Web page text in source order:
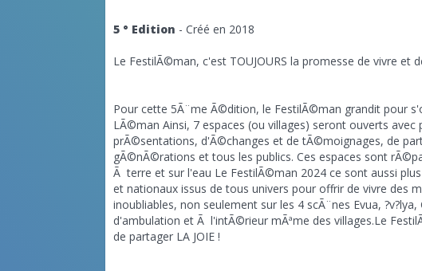
5 ° Edition - Créé en 2018
Le FestilÃ©man, c'est TOUJOURS la promesse de vivre et
Pour cette 5Ã¨me Ã©dition, le FestilÃ©man grandit pour
LÃ©man Ainsi, 7 espaces (ou villages) seront ouverts avec
prÃ©sentations, d'Ã©changes et de tÃ©moignages, de
gÃ©nÃ©rations et tous les publics. Ces espaces sont
Ã terre et sur l'eau Le FestilÃ©man 2024 ce sont aussi
et nationaux issus de tous univers pour offrir de vivre des
inoubliables, non seulement sur les 4 scÃ¨nes Evua,
d'ambulation et Ã l'intÃ©rieur mÃªme des villages.Le
de partager LA JOIE !